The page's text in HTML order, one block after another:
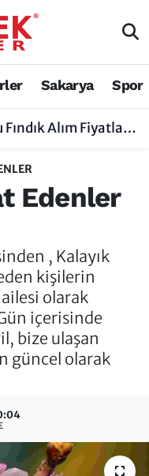
Sakarya Spor
Fiyatlarını Açıkladı
Edenler
, Kalayık
kişilerin
olarak
içerisinde
bize ulaşan
güncel olarak